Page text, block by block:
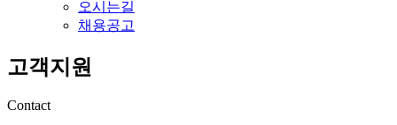
오시는길
채용공고
고객지원
Contact